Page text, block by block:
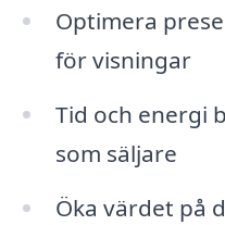
Optimera
för visningar
Tid och energi
som säljare
Öka värdet på